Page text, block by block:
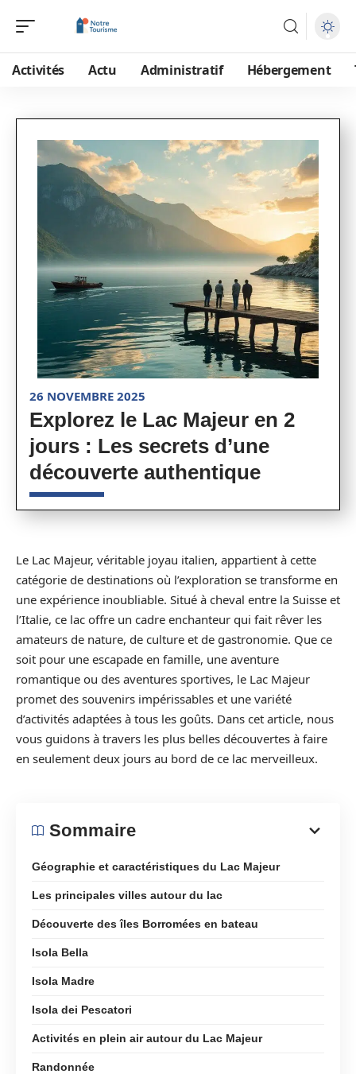
Activités Actu Administratif Hébergement
26 NOVEMBRE 2025
Explorez le Lac Majeur en 2
jours : Les secrets d’une
découverte authentique
Le Lac Majeur, véritable joyau italien, appartient à cette
catégorie de destinations où l’exploration se transforme en
une expérience inoubliable. Situé à cheval entre la Suisse et
l’Italie, ce lac offre un cadre enchanteur qui fait rêver les
amateurs de nature, de culture et de gastronomie. Que ce
soit pour une escapade en famille, une aventure
romantique ou des aventures sportives, le Lac Majeur
promet des souvenirs impérissables et une variété
d’activités adaptées à tous les goûts. Dans cet article, nous
vous guidons à travers les plus belles découvertes à faire
en seulement deux jours au bord de ce lac merveilleux.
Sommaire
Géographie et caractéristiques du Lac Majeur
Les principales villes autour du lac
Découverte des îles Borromées en bateau
Isola Bella
Isola Madre
Isola dei Pescatori
Activités en plein air autour du Lac Majeur
Randonnée